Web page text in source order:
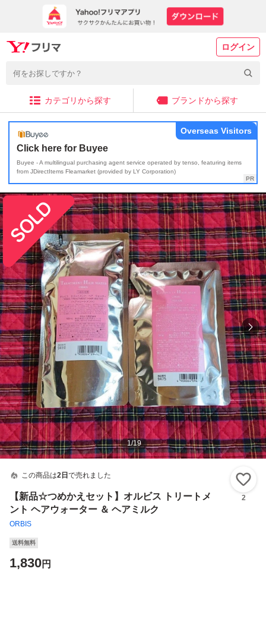
ログイン
カテゴリから探す ブランドから探す
Click here for Buyee
Buyee - A multilingual purchasing agent service operated by tenso, featuring items
from JDirectItems Fleamarket (provided by LY Corporation)
Overseas Visitors
1/19
この商品は2日 で売れました
【新品☆つめかえセット】オルビス トリートメ
ント ヘアウォーター ＆ ヘアミルク
ORBIS
2
送料無料
1,830円